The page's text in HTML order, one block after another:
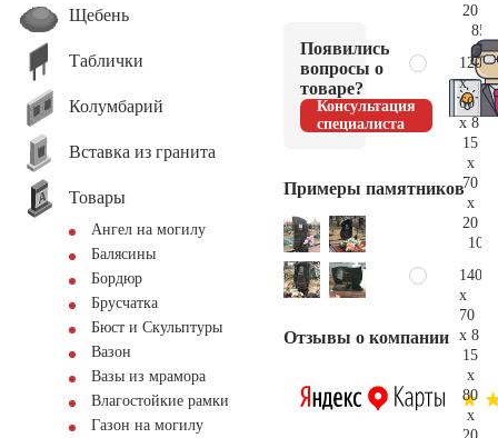
Щебень
Таблички
Колумбарий
Вставка из гранита
Товары
Ангел на могилу
Балясины
Бордюр
Брусчатка
Бюст и Скульптуры
Вазон
Вазы из мрамора
Влагостойкие рамки
Газон на могилу
Появились
вопросы о
товаре?
Консультация
специалиста
Примеры памятников
Отзывы о компании
20
120
x
60
x 8
15
x
70
x
20
140
x
70
x 8
15
x
80
x